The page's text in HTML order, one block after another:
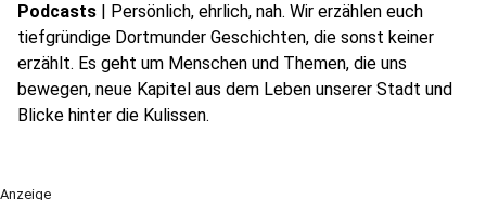
Podcasts | Persönlich, ehrlich, nah. Wir erzählen euch
tiefgründige Dortmunder Geschichten, die sonst keiner
erzählt. Es geht um Menschen und Themen, die uns
bewegen, neue Kapitel aus dem Leben unserer Stadt und
Blicke hinter die Kulissen.
Anzeige